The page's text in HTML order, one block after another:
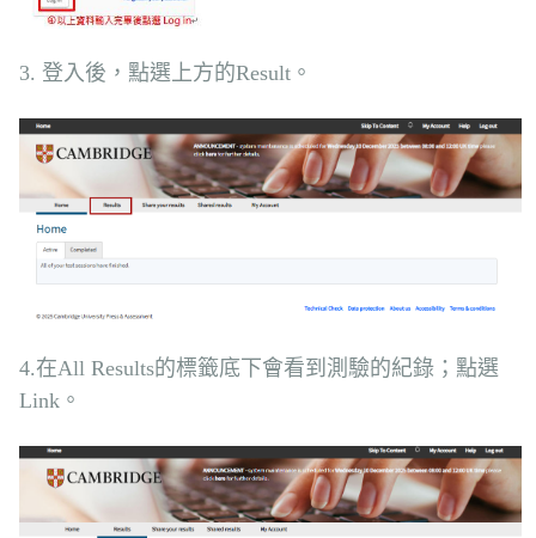
3. 登入後，點選上方的Result。
4.在All Results的標籤底下會看到測驗的紀錄；點選
Link。